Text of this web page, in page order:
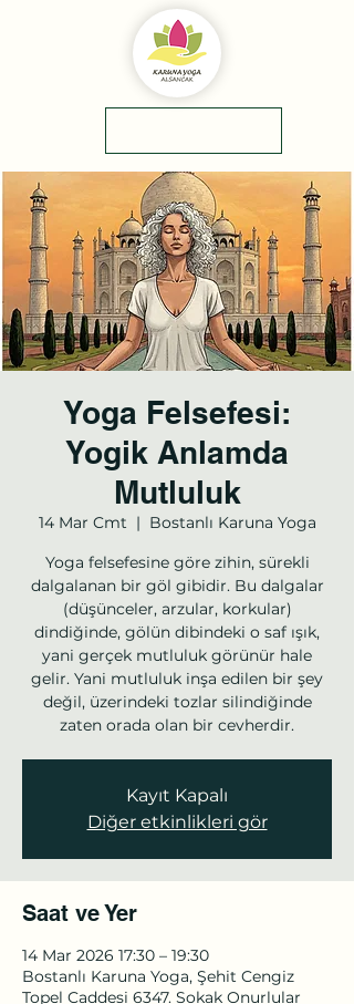
Yoga Felsefesi:
Yogik Anlamda
Mutluluk
14 Mar Cmt
  |
Bostanlı Karuna Yoga
Yoga felsefesine göre zihin, sürekli
dalgalanan bir göl gibidir. Bu dalgalar
(düşünceler, arzular, korkular)
dindiğinde, gölün dibindeki o saf ışık,
yani gerçek mutluluk görünür hale
gelir. Yani mutluluk inşa edilen bir şey
değil, üzerindeki tozlar silindiğinde
zaten orada olan bir cevherdir.
Kayıt Kapalı
Diğer etkinlikleri gör
Saat ve Yer
14 Mar 2026 17:30 – 19:30
Bostanlı Karuna Yoga, Şehit Cengiz
Topel Caddesi 6347. Sokak Onurlular